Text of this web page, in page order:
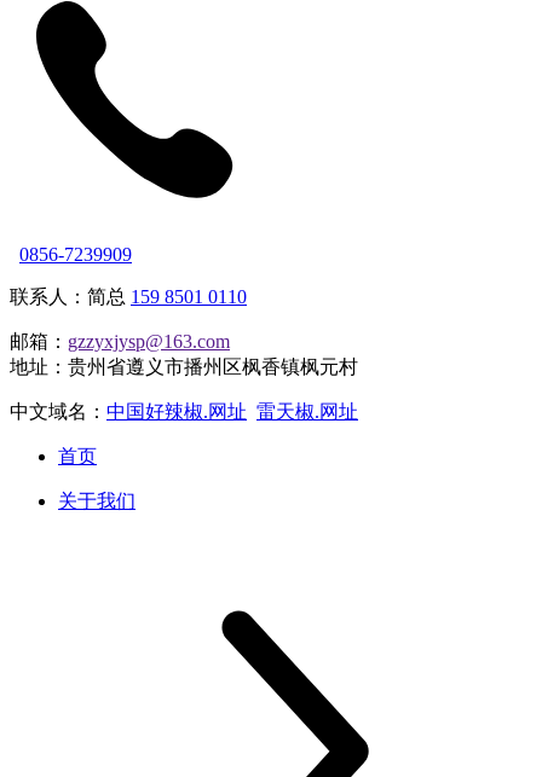
0856-7239909
联系人：简总 159 8501 0110
邮箱： gzzyxjysp@163.com
地址：贵州省遵义市播州区枫香镇枫元村
中文域名： 中国好辣椒.网址 雷天椒.网址
首页
关于我们